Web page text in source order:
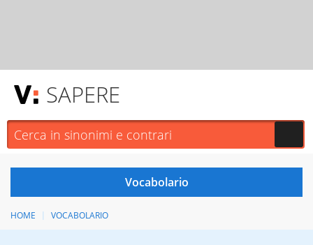
SAPERE
HOME VOCABOLARIO